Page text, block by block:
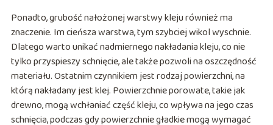
Ponadto, grubość nałożonej warstwy kleju również ma
znaczenie. Im cieńsza warstwa, tym szybciej wikol wyschnie.
Dlatego warto unikać nadmiernego nakładania kleju, co nie
tylko przyspieszy schnięcie, ale także pozwoli na oszczędność
materiału. Ostatnim czynnikiem jest rodzaj powierzchni, na
którą nakładany jest klej. Powierzchnie porowate, takie jak
drewno, mogą wchłaniać część kleju, co wpływa na jego czas
schnięcia, podczas gdy powierzchnie gładkie mogą wymagać